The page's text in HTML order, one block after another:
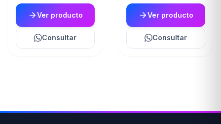
Ver producto
Consultar
Ver producto
Consultar